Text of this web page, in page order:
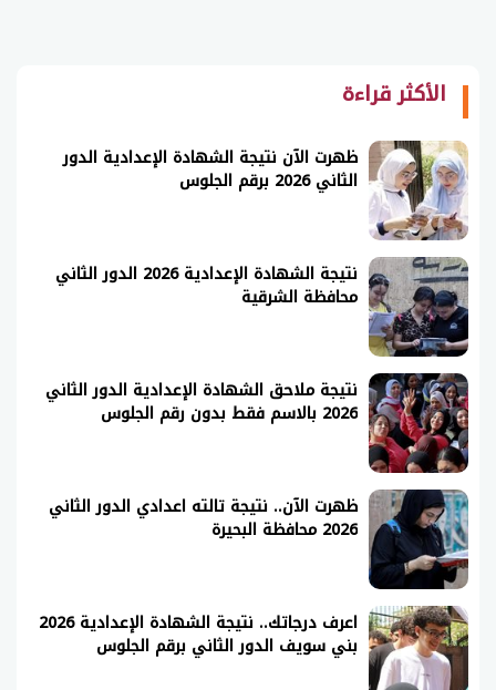
الأكثر قراءة
ظهرت الآن نتيجة الشهادة الإعدادية الدور
الثاني 2026 برقم الجلوس
نتيجة الشهادة الإعدادية 2026 الدور الثاني
محافظة الشرقية
نتيجة ملاحق الشهادة الإعدادية الدور الثاني
2026 بالاسم فقط بدون رقم الجلوس
ظهرت الآن.. نتيجة تالته اعدادي الدور الثاني
2026 محافظة البحيرة
اعرف درجاتك.. نتيجة الشهادة الإعدادية 2026
بني سويف الدور الثاني برقم الجلوس